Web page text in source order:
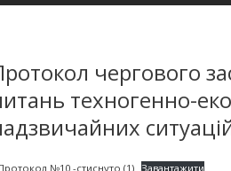
чергового
техногенно-
Протокол №10 -стиснуто (1) Завантажити